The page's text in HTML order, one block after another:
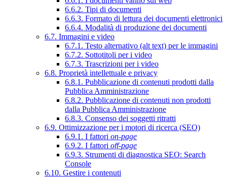
6.6.2. Tipi di documenti
6.6.3. Formato di lettura dei documenti elettronici
6.6.4. Modalità di produzione dei documenti
6.7. Immagini e video
6.7.1. Testo alternativo (alt text) per le immagini
6.7.2. Sottotitoli per i video
6.7.3. Trascrizioni per i video
6.8. Proprietà intellettuale e privacy
6.8.1. Pubblicazione di contenuti prodotti dalla
Pubblica Amministrazione
6.8.2. Pubblicazione di contenuti non prodotti
dalla Pubblica Amministrazione
6.8.3. Consenso dei soggetti ritratti
6.9. Ottimizzazione per i motori di ricerca (SEO)
6.9.1. I fattori on-page
6.9.2. I fattori off-page
6.9.3. Strumenti di diagnostica SEO: Search
Console
6.10. Gestire i contenuti